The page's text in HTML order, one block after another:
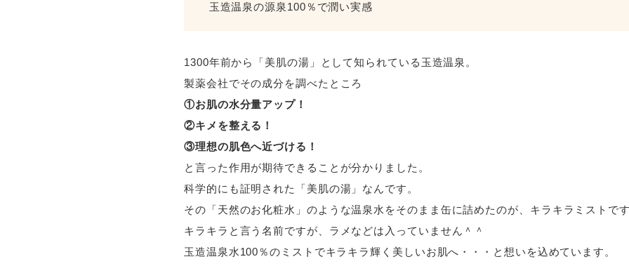
玉造温泉の源泉100％で潤い実感
1300年前から「美肌の湯」として知られている玉造温泉。
製薬会社でその成分を調べたところ
①お肌の水分量アップ！
②キメを整える！
③理想の肌色へ近づける！
と言った作用が期待できることが分かりました。
科学的にも証明された「美肌の湯」なんです。
その「天然のお化粧水」のような温泉水をそのまま缶に詰めたのが、キラキラミストで
キラキラと言う名前ですが、ラメなどは入っていません＾＾
玉造温泉水100％のミストでキラキラ輝く美しいお肌へ・・・と想いを込めています。